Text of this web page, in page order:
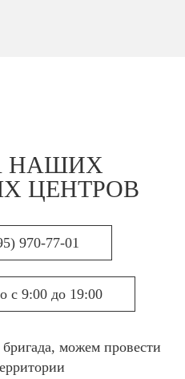
НАШИХ
ЦЕНТРОВ
970-77-01
с 9:00 до 19:00
можем провести